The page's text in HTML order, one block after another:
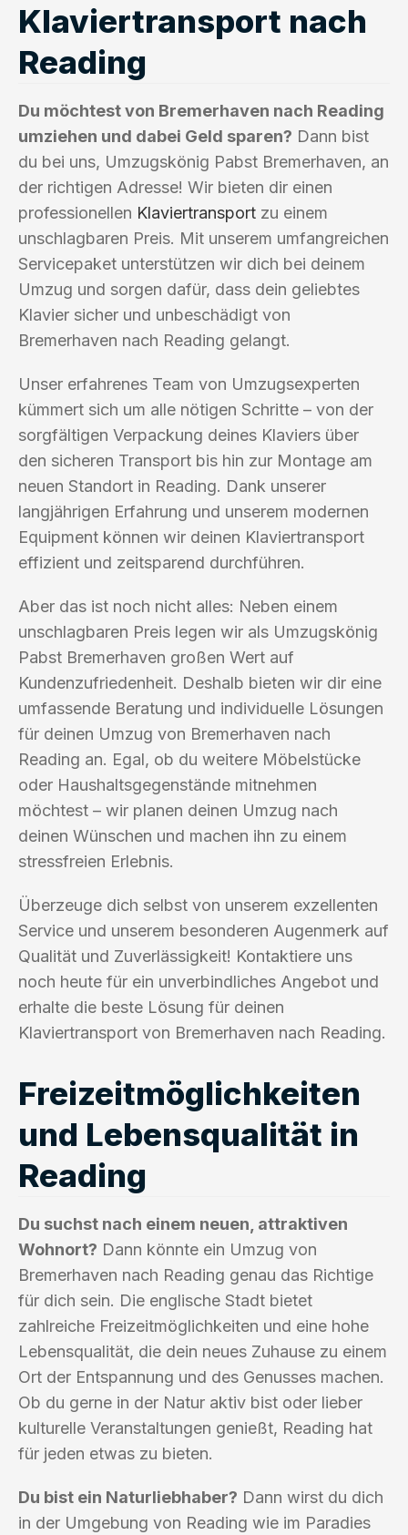
Klaviertransport nach
Reading
Du möchtest von Bremerhaven nach Reading
umziehen und dabei Geld sparen? Dann bist
du bei uns, Umzugskönig Pabst Bremerhaven, an
der richtigen Adresse! Wir bieten dir einen
professionellen Klaviertransport zu einem
unschlagbaren Preis. Mit unserem umfangreichen
Servicepaket unterstützen wir dich bei deinem
Umzug und sorgen dafür, dass dein geliebtes
Klavier sicher und unbeschädigt von
Bremerhaven nach Reading gelangt.
Unser erfahrenes Team von Umzugsexperten
kümmert sich um alle nötigen Schritte – von der
sorgfältigen Verpackung deines Klaviers über
den sicheren Transport bis hin zur Montage am
neuen Standort in Reading. Dank unserer
langjährigen Erfahrung und unserem modernen
Equipment können wir deinen Klaviertransport
effizient und zeitsparend durchführen.
Aber das ist noch nicht alles: Neben einem
unschlagbaren Preis legen wir als Umzugskönig
Pabst Bremerhaven großen Wert auf
Kundenzufriedenheit. Deshalb bieten wir dir eine
umfassende Beratung und individuelle Lösungen
für deinen Umzug von Bremerhaven nach
Reading an. Egal, ob du weitere Möbelstücke
oder Haushaltsgegenstände mitnehmen
möchtest – wir planen deinen Umzug nach
deinen Wünschen und machen ihn zu einem
stressfreien Erlebnis.
Überzeuge dich selbst von unserem exzellenten
Service und unserem besonderen Augenmerk auf
Qualität und Zuverlässigkeit! Kontaktiere uns
noch heute für ein unverbindliches Angebot und
erhalte die beste Lösung für deinen
Klaviertransport von Bremerhaven nach Reading.
Freizeitmöglichkeiten
und Lebensqualität in
Reading
Du suchst nach einem neuen, attraktiven
Wohnort? Dann könnte ein Umzug von
Bremerhaven nach Reading genau das Richtige
für dich sein. Die englische Stadt bietet
zahlreiche Freizeitmöglichkeiten und eine hohe
Lebensqualität, die dein neues Zuhause zu einem
Ort der Entspannung und des Genusses machen.
Ob du gerne in der Natur aktiv bist oder lieber
kulturelle Veranstaltungen genießt, Reading hat
für jeden etwas zu bieten.
Du bist ein Naturliebhaber? Dann wirst du dich
in der Umgebung von Reading wie im Paradies